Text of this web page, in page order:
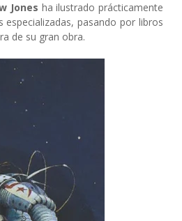
Jones ha ilustrado prácticamente
pasando por libros
de su gran obra.